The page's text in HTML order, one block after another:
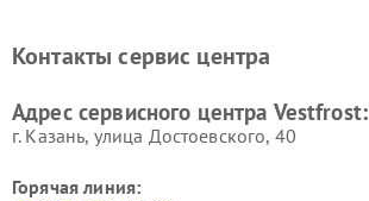
Vestfrost
Контакты сервис центра
Адрес сервисного центра Vestfrost:
г. Казань, улица Достоевского, 40
Горячая линия: